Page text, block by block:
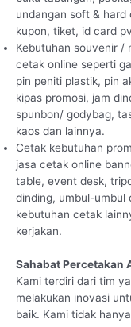
undangan soft &
kupon, tiket, id card
Kebutuhan souvenir /
cetak online seperti
pin peniti plastik, pin
kipas promosi, jam
spunbon/ godybag,
kaos dan lainnya.
Cetak kebutuhan
jasa cetak online
table, event desk,
dinding, umbul-umbul
kebutuhan cetak
kerjakan.
Sahabat Percetakan
Kami terdiri dari tim
melakukan inovasi
baik. Kami tidak